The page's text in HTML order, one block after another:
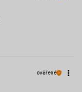
ověřené